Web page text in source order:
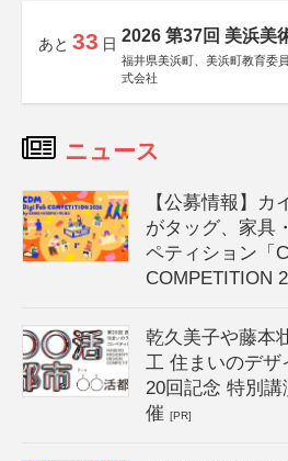
あと 33 日 2026 第37回 美浜美
福井県美浜町、美浜町教育委
式会社
ニュース
【公募情報】
がタッグ、家具
ペティション「
COMPETITION
乾久美子や藤本
工 住まいのデザ
20回記念 特別講
催[PR]